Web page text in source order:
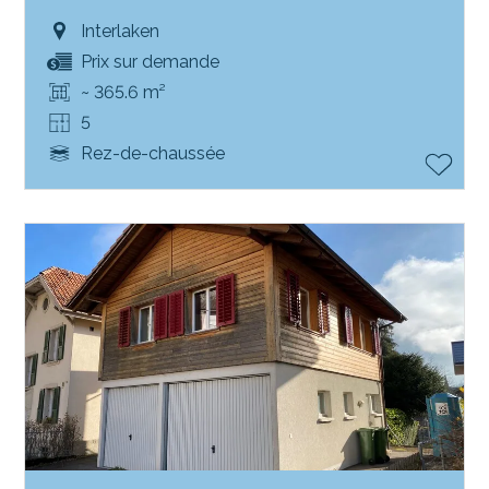
Interlaken
Prix sur demande
~ 365.6 m²
5
Rez-de-chaussée